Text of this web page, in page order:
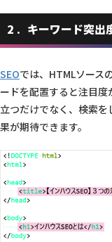
2 キーワード突出
SEOでは、HTMLソース
ードを配置すると注目
立つだけでなく、検索
果が期待できます。